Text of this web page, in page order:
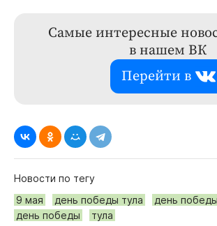
Самые интересные
в нашем ВК
Перейти в
Новости по тегу
9 мая
день победы тула
день
день победы
тула